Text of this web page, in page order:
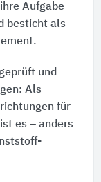
Aufgabe
besticht als
und
Als
für
es – anders